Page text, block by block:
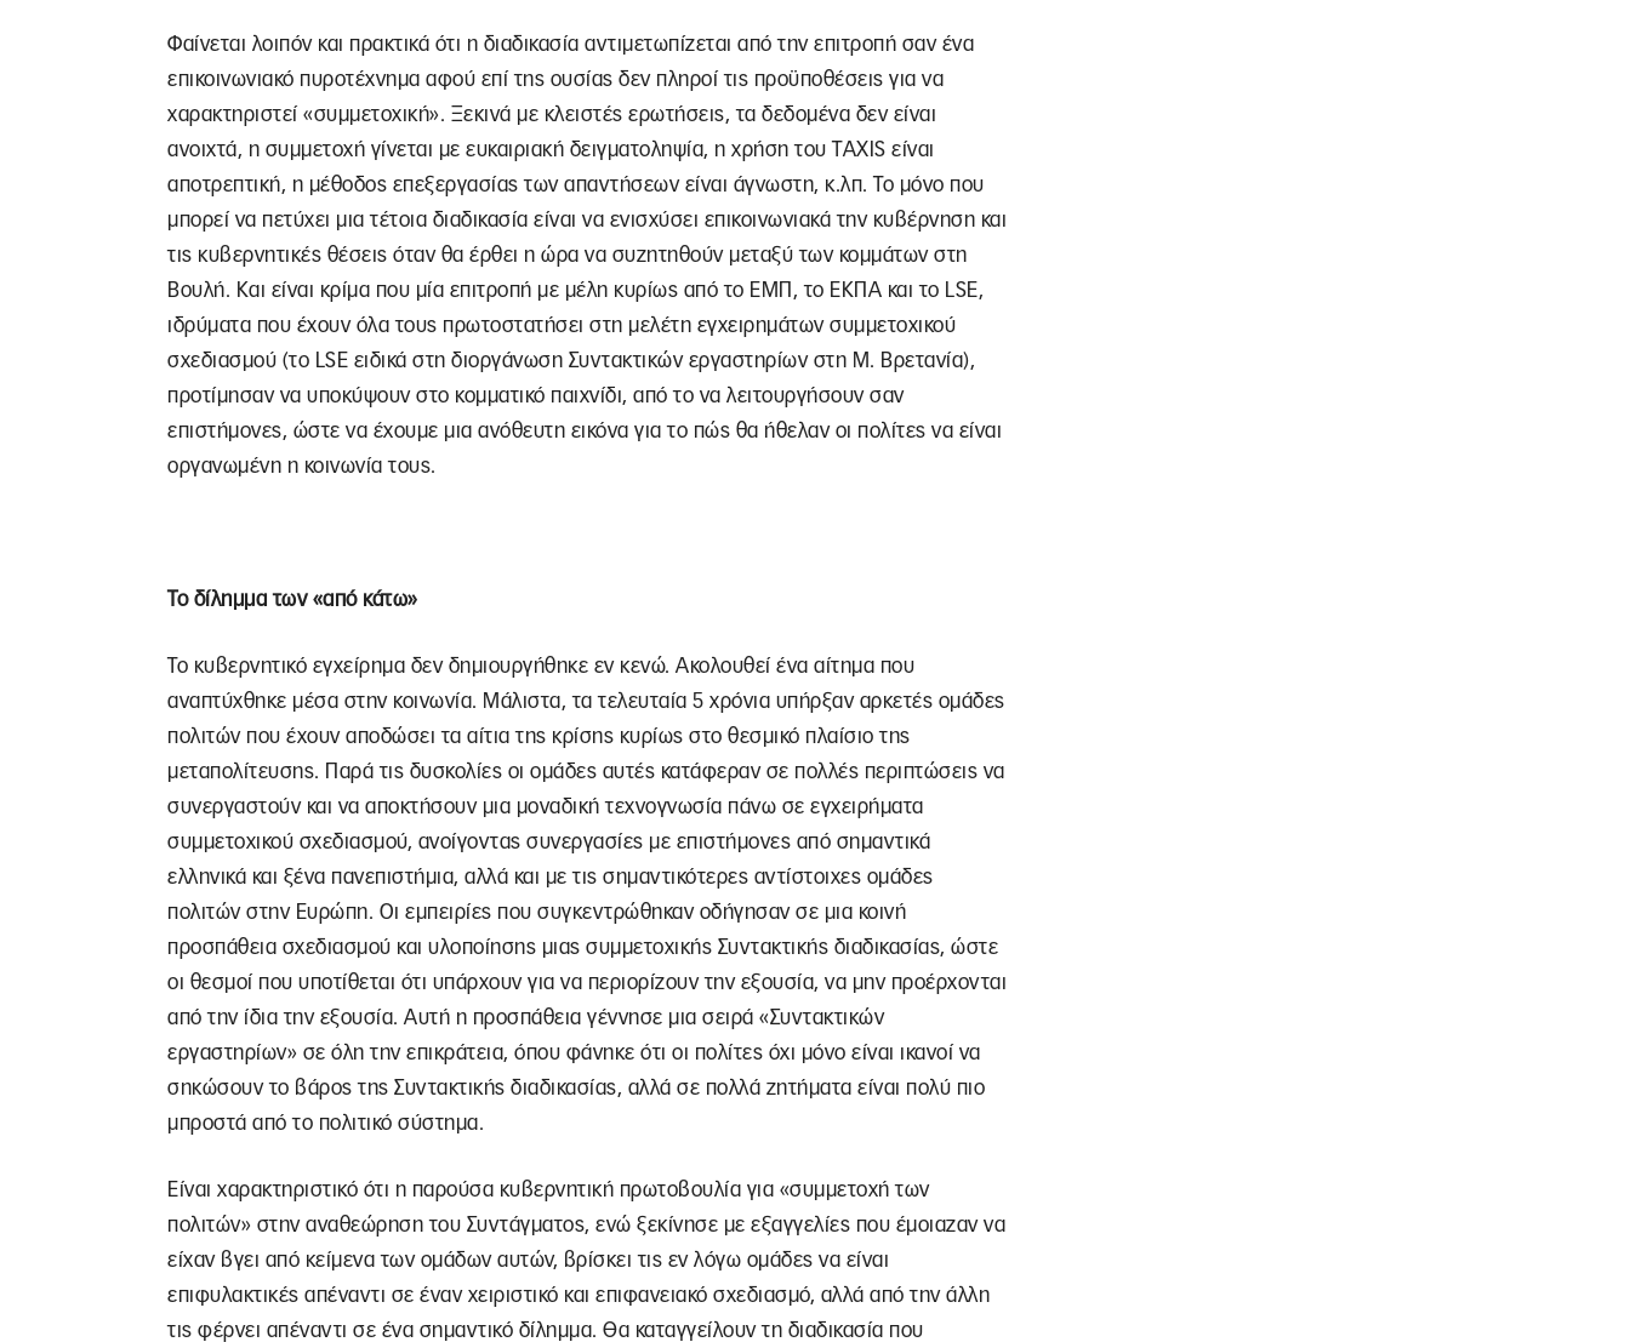
Φαίνεται λοιπόν και πρακτικά ότι η διαδικασία αντιμετωπίζεται από την επιτροπή σαν ένα
επικοινωνιακό πυροτέχνημα αφού επί της ουσίας δεν πληροί τις προϋποθέσεις για να
χαρακτηριστεί «συμμετοχική». Ξεκινά με κλειστές ερωτήσεις, τα δεδομένα δεν είναι
ανοιχτά, η συμμετοχή γίνεται με ευκαιριακή δειγματοληψία, η χρήση του TAXIS είναι
αποτρεπτική, η μέθοδος επεξεργασίας των απαντήσεων είναι άγνωστη, κ.λπ. Το μόνο που
μπορεί να πετύχει μια τέτοια διαδικασία είναι να ενισχύσει επικοινωνιακά την κυβέρνηση και
τις κυβερνητικές θέσεις όταν θα έρθει η ώρα να συζητηθούν μεταξύ των κομμάτων στη
Βουλή. Και είναι κρίμα που μία επιτροπή με μέλη κυρίως από το ΕΜΠ, το ΕΚΠΑ και το LSE,
ιδρύματα που έχουν όλα τους πρωτοστατήσει στη μελέτη εγχειρημάτων συμμετοχικού
σχεδιασμού (το LSE ειδικά στη διοργάνωση Συντακτικών εργαστηρίων στη Μ. Βρετανία),
προτίμησαν να υποκύψουν στο κομματικό παιχνίδι, από το να λειτουργήσουν σαν
επιστήμονες, ώστε να έχουμε μια ανόθευτη εικόνα για το πώς θα ήθελαν οι πολίτες να είναι
οργανωμένη η κοινωνία τους.
Το δίλημμα των «από κάτω»
Το κυβερνητικό εγχείρημα δεν δημιουργήθηκε εν κενώ. Ακολουθεί ένα αίτημα που
αναπτύχθηκε μέσα στην κοινωνία. Μάλιστα, τα τελευταία 5 χρόνια υπήρξαν αρκετές ομάδες
πολιτών που έχουν αποδώσει τα αίτια της κρίσης κυρίως στο θεσμικό πλαίσιο της
μεταπολίτευσης. Παρά τις δυσκολίες οι ομάδες αυτές κατάφεραν σε πολλές περιπτώσεις να
συνεργαστούν και να αποκτήσουν μια μοναδική τεχνογνωσία πάνω σε εγχειρήματα
συμμετοχικού σχεδιασμού, ανοίγοντας συνεργασίες με επιστήμονες από σημαντικά
ελληνικά και ξένα πανεπιστήμια, αλλά και με τις σημαντικότερες αντίστοιχες ομάδες
πολιτών στην Ευρώπη. Οι εμπειρίες που συγκεντρώθηκαν οδήγησαν σε μια κοινή
προσπάθεια σχεδιασμού και υλοποίησης μιας συμμετοχικής Συντακτικής διαδικασίας, ώστε
οι θεσμοί που υποτίθεται ότι υπάρχουν για να περιορίζουν την εξουσία, να μην προέρχονται
από την ίδια την εξουσία. Αυτή η προσπάθεια γέννησε μια σειρά «Συντακτικών
εργαστηρίων» σε όλη την επικράτεια, όπου φάνηκε ότι οι πολίτες όχι μόνο είναι ικανοί να
σηκώσουν το βάρος της Συντακτικής διαδικασίας, αλλά σε πολλά ζητήματα είναι πολύ πιο
μπροστά από το πολιτικό σύστημα.
Είναι χαρακτηριστικό ότι η παρούσα κυβερνητική πρωτοβουλία για «συμμετοχή των
πολιτών» στην αναθεώρηση του Συντάγματος, ενώ ξεκίνησε με εξαγγελίες που έμοιαζαν να
είχαν βγει από κείμενα των ομάδων αυτών, βρίσκει τις εν λόγω ομάδες να είναι
επιφυλακτικές απέναντι σε έναν χειριστικό και επιφανειακό σχεδιασμό, αλλά από την άλλη
τις φέρνει απέναντι σε ένα σημαντικό δίλημμα. Θα καταγγείλουν τη διαδικασία που